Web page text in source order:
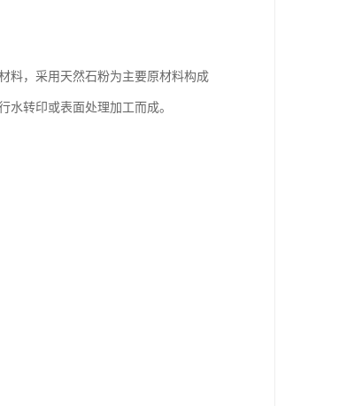
料，采用天然石粉为主要原材料构成
水转印或表面处理加工而成。